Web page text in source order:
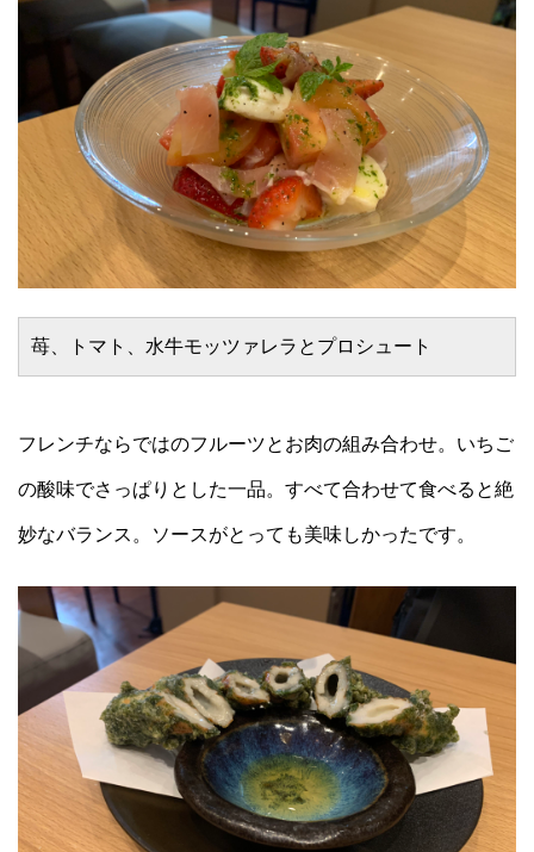
苺、トマト、水牛モッツァレラとプロシュート
フレンチならではのフルーツとお肉の組み合わせ。いちご
の酸味でさっぱりとした一品。すべて合わせて食べると絶
妙なバランス。ソースがとっても美味しかったです。